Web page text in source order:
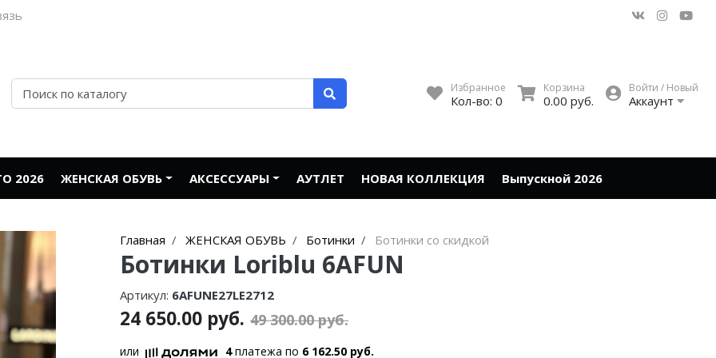
Избранное
Кол-во: 0
Корзина
0.00 руб.
Войти / Новый
Аккаунт
2026 ЖЕНСКАЯ ОБУВЬ АКСЕССУАРЫ АУТЛЕТ НОВАЯ КОЛЛЕКЦИЯ Выпускной 2026
Главная ЖЕНСКАЯ ОБУВЬ Ботинки Ботинки со скидкой
Ботинки Loriblu 6AFUN
Артикул: 6AFUNE27LE2712
24 650.00 руб. 49 300.00 руб.
или 4платежа по 6 162.50 руб.